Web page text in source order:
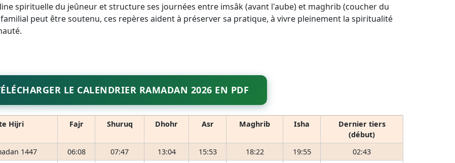
spirituelle du jeûneur et structure ses journées entre imsâk (avant l'aube) et maghrib (coucher du
peut être soutenu, ces repères aident à préserver sa pratique, à vivre pleinement la spiritualité
LE CALENDRIER RAMADAN 2026 EN PDF
Hijri Fajr Shuruq Dhohr Asr Maghrib Isha
Dernier tiers
(début)
1447 06:08 07:47 13:04 15:53 18:22 19:55
02:43